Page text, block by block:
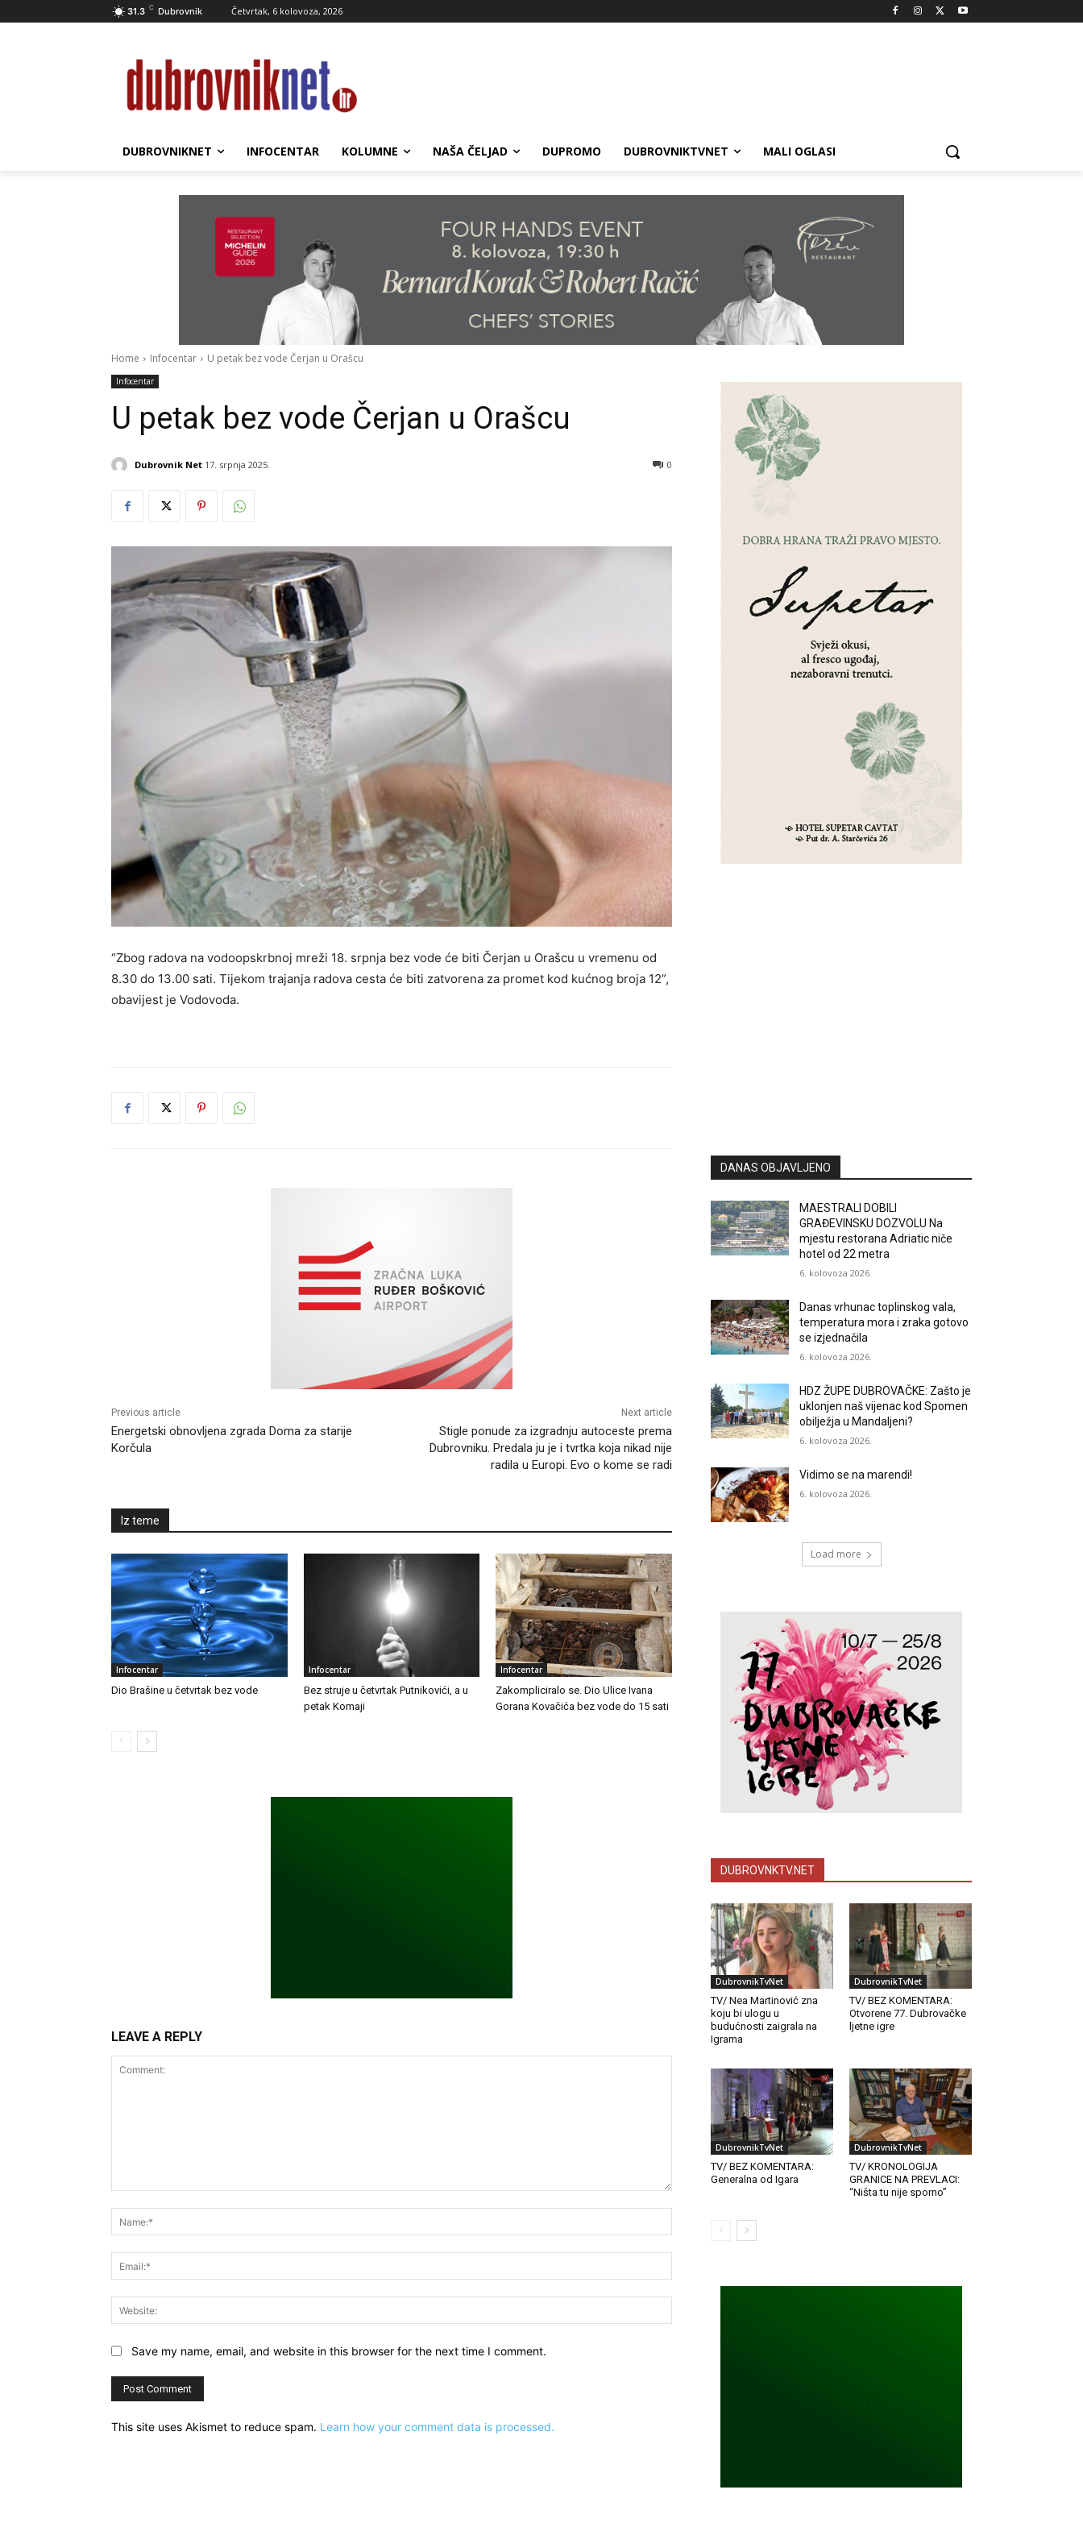
31.3 C Dubrovnik Četvrtak, 6 kolovoza, 2026
DUBROVNIKNET INFOCENTAR KOLUMNE NAŠA ČELJAD DUPROMO DUBROVNIKTVNET MALI OGLASI
Home Infocentar U petak bez vode Čerjan u Orašcu
Infocentar
U petak bez vode Čerjan u Orašcu
Dubrovnik Net 17. srpnja 2025. 0
“Zbog radova na vodoopskrbnoj mreži 18. srpnja bez vode će biti Čerjan u Orašcu u vremenu od
8.30 do 13.00 sati. Tijekom trajanja radova cesta će biti zatvorena za promet kod kućnog broja 12”,
obavijest je Vodovoda.
Previous article
Energetski obnovljena zgrada Doma za starije
Korčula
Next article
Stigle ponude za izgradnju autoceste prema
Dubrovniku. Predala ju je i tvrtka koja nikad nije
radila u Europi. Evo o kome se radi
Iz teme
Infocentar
Dio Brašine u četvrtak bez vode
Infocentar
Bez struje u četvrtak Putnikovići, a u
petak Komaji
Infocentar
Zakompliciralo se. Dio Ulice Ivana
Gorana Kovačića bez vode do 15 sati
LEAVE A REPLY
Save my name, email, and website in this browser for the next time I comment.
This site uses Akismet to reduce spam. Learn how your comment data is processed.
DANAS OBJAVLJENO
MAESTRALI DOBILI
GRAĐEVINSKU DOZVOLU Na
mjestu restorana Adriatic niče
hotel od 22 metra
6. kolovoza 2026.
Danas vrhunac toplinskog vala,
temperatura mora i zraka gotovo
se izjednačila
6. kolovoza 2026.
HDZ ŽUPE DUBROVAČKE: Zašto je
uklonjen naš vijenac kod Spomen
obilježja u Mandaljeni?
6. kolovoza 2026.
Vidimo se na marendi!
6. kolovoza 2026.
Load more
DUBROVNKTV.NET
DubrovnikTvNet
TV/ Nea Martinović zna
koju bi ulogu u
budućnosti zaigrala na
Igrama
DubrovnikTvNet
TV/ BEZ KOMENTARA:
Otvorene 77. Dubrovačke
ljetne igre
DubrovnikTvNet
TV/ BEZ KOMENTARA:
Generalna od Igara
DubrovnikTvNet
TV/ KRONOLOGIJA
GRANICE NA PREVLACI:
“Ništa tu nije sporno”